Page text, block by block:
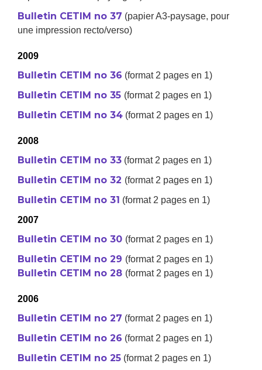
Bulletin CETIM no 37 (papier A3-paysage, pour
une impression recto/verso)
2009
Bulletin CETIM no 36 (format 2 pages en 1)
Bulletin CETIM no 35 (format 2 pages en 1)
Bulletin CETIM no 34 (format 2 pages en 1)
2008
Bulletin CETIM no 33 (format 2 pages en 1)
Bulletin CETIM no 32 (format 2 pages en 1)
Bulletin CETIM no 31 (format 2 pages en 1)
2007
Bulletin CETIM no 30 (format 2 pages en 1)
Bulletin CETIM no 29 (format 2 pages en 1)
Bulletin CETIM no 28 (format 2 pages en 1)
2006
Bulletin CETIM no 27 (format 2 pages en 1)
Bulletin CETIM no 26 (format 2 pages en 1)
Bulletin CETIM no 25 (format 2 pages en 1)